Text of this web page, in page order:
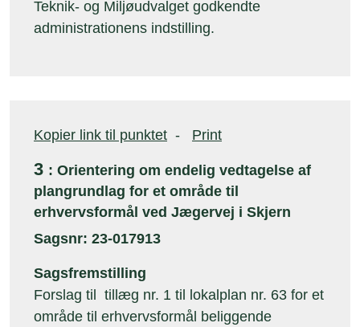
Teknik- og Miljøudvalget godkendte
administrationens indstilling.
Kopier link til punktet - Print
3 : Orientering om endelig vedtagelse af
plangrundlag for et område til
erhvervsformål ved Jægervej i Skjern
Sagsnr: 23-017913
Sagsfremstilling
Forslag til tillæg nr. 1 til lokalplan nr. 63 for et
område til erhvervsformål beliggende